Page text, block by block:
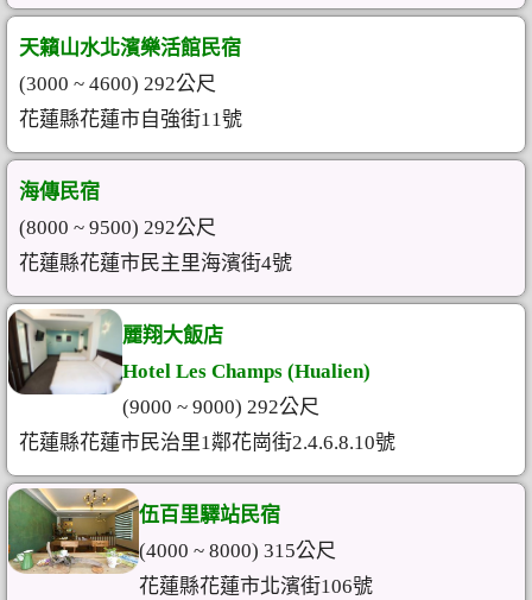
天籟山水北濱樂活館民宿
(3000 ~ 4600) 292公尺
花蓮縣花蓮市自強街11號
海傳民宿
(8000 ~ 9500) 292公尺
花蓮縣花蓮市民主里海濱街4號
麗翔大飯店
Hotel Les Champs (Hualien)
(9000 ~ 9000) 292公尺
花蓮縣花蓮市民治里1鄰花崗街2.4.6.8.10號
伍百里驛站民宿
(4000 ~ 8000) 315公尺
花蓮縣花蓮市北濱街106號